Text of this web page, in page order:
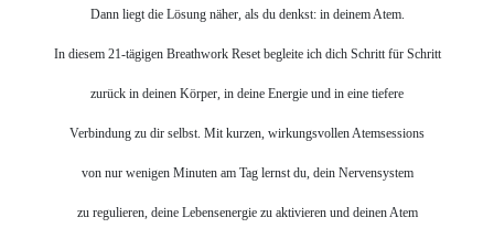
Dann liegt die Lösung näher, als du denkst: in deinem Atem.
In diesem 21-tägigen Breathwork Reset begleite ich dich Schritt für Schritt
zurück in deinen Körper, in deine Energie und in eine tiefere
Verbindung zu dir selbst. Mit kurzen, wirkungsvollen Atemsessions
von nur wenigen Minuten am Tag lernst du, dein Nervensystem
zu regulieren, deine Lebensenergie zu aktivieren und deinen Atem